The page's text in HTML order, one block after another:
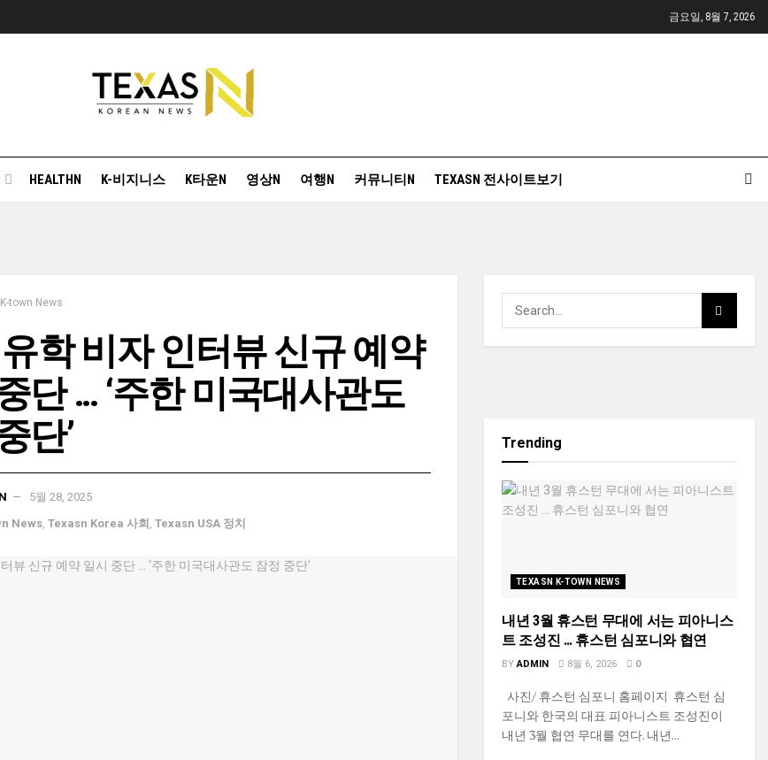
금요일, 8월 7, 2026
HEALTHN K-비지니스 K타운N 영상N 여행N 커뮤니티N TEXASN 전사이트보기
town News
학 비자 인터뷰 신규 예약
단 … ‘주한 미국대사관도
단’
5월 28, 2025
News Texasn Korea 사회 Texasn USA 정치
Trending
TEXASN K-TOWN NEWS
내년 3월 휴스턴 무대에 서는 피아니스
트 조성진 … 휴스턴 심포니와 협연
BY ADMIN 8월 6, 2026 0
사진/ 휴스턴 심포니 홈페이지 휴스턴 심
포니와 한국의 대표 피아니스트 조성진이
내년 3월 협연 무대를 연다. 내년...